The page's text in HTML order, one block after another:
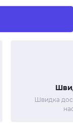
Швидка